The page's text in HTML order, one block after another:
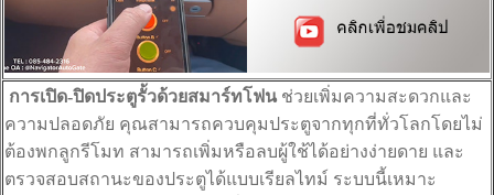
การเปิด-ปิดประตูรั้วด้วยสมาร์ทโฟน ช่วยเพิ่มความสะดวกและ
ความปลอดภัย คุณสามารถควบคุมประตูจากทุกที่ทั่วโลกโดยไม่
ต้องพกลูกรีโมท สามารถเพิ่มหรือลบผู้ใช้ได้อย่างง่ายดาย และ
ตรวจสอบสถานะของประตูได้แบบเรียลไทม์ ระบบนี้เหมาะ